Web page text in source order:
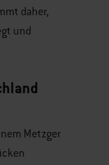
daher,
und
Metzger